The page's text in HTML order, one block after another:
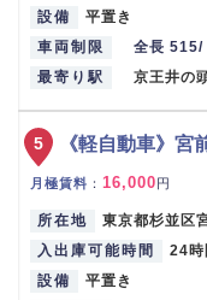
設備
平置き
車両制限
全長 515/
最寄り駅
京王井の
《軽自動車》宮
月極賃料 ： 16,000円
所在地
東京都杉並区
入出庫可能時間
24時
設備
平置き
5